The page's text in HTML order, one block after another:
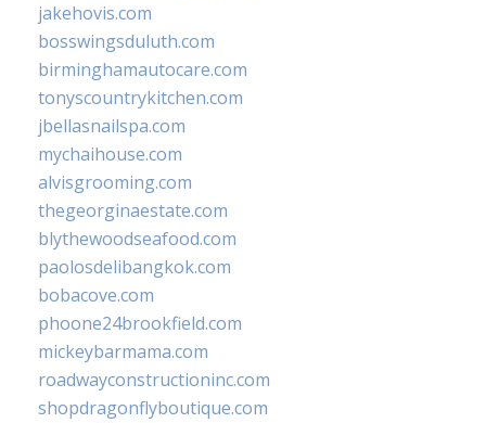
jakehovis.com
bosswingsduluth.com
birminghamautocare.com
tonyscountrykitchen.com
jbellasnailspa.com
mychaihouse.com
alvisgrooming.com
thegeorginaestate.com
blythewoodseafood.com
paolosdelibangkok.com
bobacove.com
phoone24brookfield.com
mickeybarmama.com
roadwayconstructioninc.com
shopdragonflyboutique.com